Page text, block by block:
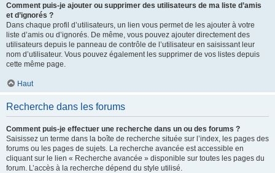
Comment puis-je ajouter ou supprimer des utilisateurs de ma liste d’amis
et d’ignorés ?
Dans chaque profil d’utilisateurs, un lien vous permet de les ajouter à votre
liste d’amis ou d’ignorés. De même, vous pouvez ajouter directement des
utilisateurs depuis le panneau de contrôle de l’utilisateur en saisissant leur
nom d’utilisateur. Vous pouvez également les supprimer de vos listes depuis
cette même page.
Haut
Recherche dans les forums
Comment puis-je effectuer une recherche dans un ou des forums ?
Saisissez un terme dans la boîte de recherche située sur l’index, les pages des
forums ou les pages de sujets. La recherche avancée est accessible en
cliquant sur le lien « Recherche avancée » disponible sur toutes les pages du
forum. L’accès à la recherche dépend du style utilisé.